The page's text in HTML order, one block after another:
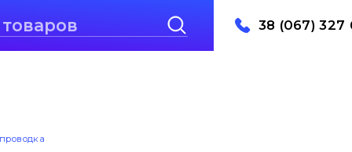
38 (067) 327